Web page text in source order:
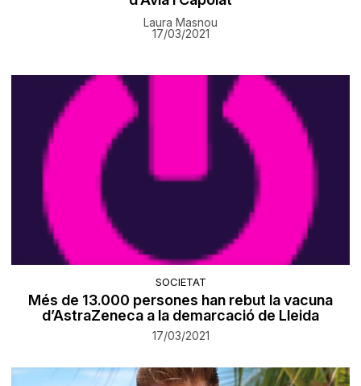
Laura Masnou
17/03/2021
SOCIETAT
Més de 13.000 persones han rebut la vacuna
d’AstraZeneca a la demarcació de Lleida
17/03/2021